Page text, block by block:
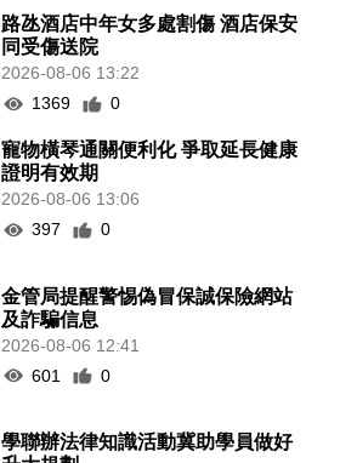
路氹酒店中年女多處割傷 酒店保安
同受傷送院
2026-08-06 13:22
1369
0
寵物橫琴通關便利化 爭取延長健康
證明有效期
2026-08-06 13:06
397
0
金管局提醒警惕偽冒保誠保險網站
及詐騙信息
2026-08-06 12:41
601
0
學聯辦法律知識活動冀助學員做好